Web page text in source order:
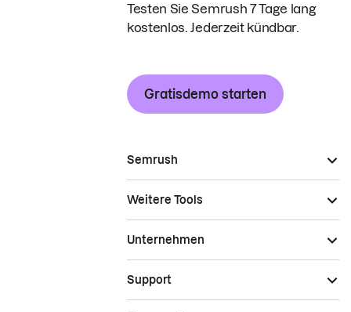
Testen Sie Semrush 7 Tage lang
kostenlos. Jederzeit kündbar.
Gratisdemo starten
Semrush
Weitere Tools
Unternehmen
Support